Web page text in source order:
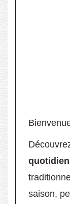
quotidien
saison,